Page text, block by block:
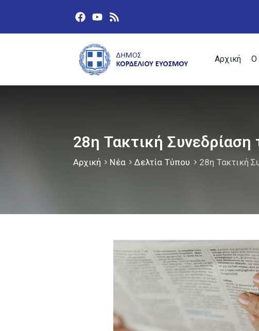
Αρχική Ο
28η Τακτική
Αρχική Νέα Δελτία Τύπου 28η Τακτική